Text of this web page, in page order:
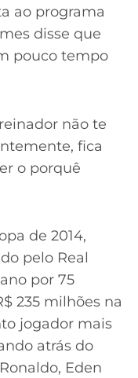
ao programa
disse que
pouco tempo
não te
fica
o porquê
de 2014,
pelo Real
por 75
235 milhões na
jogador mais
atrás do
Eden